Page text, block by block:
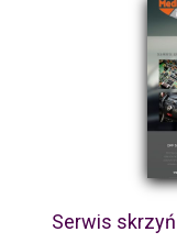
Serwis